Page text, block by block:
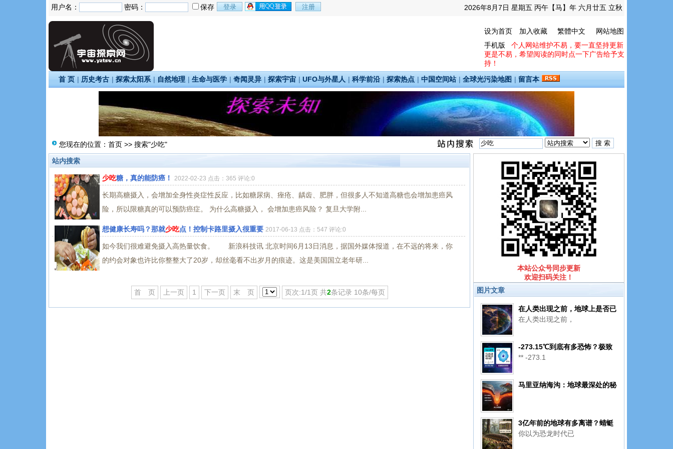
2026年8月7日 星期五 丙午【马】年 六月廿五 立秋
用户名： 密码： 保存
设为首页 加入收藏 繁體中文
网站地图
手机版
个人网站维护不易，要一直坚持更新
更是不易，希望阅读的同时点一下广告给予支
持！
首 页 | 历史考古 | 探索太阳系 | 自然地理 | 生命与医学 | 奇闻灵异 | 探索宇宙 | UFO与外星人 | 科学前沿 | 探索热点 | 中国空间站 | 全球光污染地图 | 留言本
您现在的位置： 首页 >> 搜索"少吃"
站内搜索
少吃糖，真的能防癌！ 2022-02-23 点击：365 评论:0
长期高糖摄入，会增加全身性炎症性反应，比如糖尿病、痤疮、龋齿、肥胖，但很多人不知道高糖也会增加患癌风
险，所以限糖真的可以预防癌症。 为什么高糖摄入， 会增加患癌风险？ 复旦大学附...
想健康长寿吗？那就少吃点！控制卡路里摄入很重要 2017-06-13 点击：547 评论:0
如今我们很难避免摄入高热量饮食。 新浪科技讯 北京时间6月13日消息，据国外媒体报道，在不远的将来，你
的约会对象也许比你整整大了20岁，却丝毫看不出岁月的痕迹。这是美国国立老年研...
首 页 上一页 1 下一页 末 页 页次:1/1页 共2条记录 10条/每页
本站公众号同步更新
欢迎扫码关注！
图片文章
在人类出现之前，地球上是否已
有过一个文明？
在人类出现之前，
-273.15℃到底有多恐怖？极致
寒冷里，连时间都快「冻僵」了
** -273.1
马里亚纳海沟：地球最深处的秘
3亿年前的地球有多离谱？蜻蜓
比猫大，蝎子能怼狼……
你以为恐龙时代已